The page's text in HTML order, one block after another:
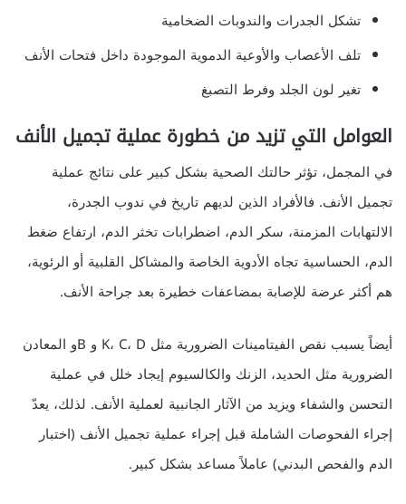
تشكل الجدرات والندوبات الضخامية
تلف الأعصاب والأوعية الدموية الموجودة داخل فتحات الأنف
تغير لون الجلد وفرط التصبغ
العوامل التي تزيد من خطورة عملية تجميل الأنف
في المجمل، تؤثر حالتك الصحية بشكل كبير على نتائج عملية
تجميل الأنف. فالأفراد الذين لديهم تاريخ في ندوب الجدرة،
الالتهابات المزمنة، سكر الدم، اضطرابات تخثر الدم، ارتفاع ضغط
الدم، الحساسية تجاه الأدوية الخاصة والمشاكل القلبية أو الرئوية،
هم أكثر عرضة للإصابة بمضاعفات خطيرة بعد جراحة الأنف.
أيضاً يسبب نقص الفيتامينات الضرورية مثل K، C، D و Bو المعادن
الضرورية مثل الحديد، الزنك والكالسيوم إيجاد خلل في عملية
التحسن والشفاء ويزيد من الآثار الجانبية لعملية الأنف. لذلك، يعدّ
إجراء الفحوصات الشاملة قبل إجراء عملية تجميل الأنف (اختبار
الدم والفحص البدني) عاملاً مساعد بشكل كبير.